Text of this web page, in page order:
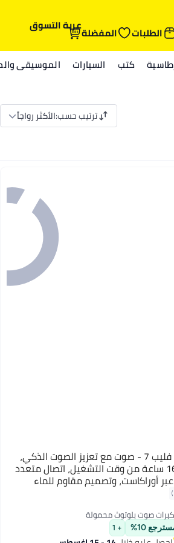
الطلبات المفضلةعربة التسوق
كتب السيارات الموسيقى
ترتيب حسب:الأكثر رواجاً
جي بي إل فليب 7 - صوت مع تعزيز الصوت الذكي،
يصل إلى 16 ساعة من وقت التشغيل، اتصال متعدد
أوراكاست، وتصميم مقاوم للماء
لجميع المغامرات
10%
+ 1